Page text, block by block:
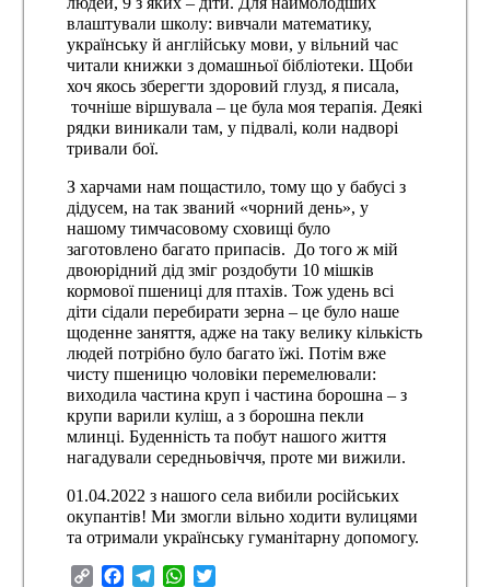
влаштували школу: вивчали математику,
українську й англійську мови, у вільний час
читали книжки з домашньої бібліотеки. Щоби
хоч якось зберегти здоровий глузд, я писала,
точніше віршувала – це була моя терапія. Деякі
рядки виникали там, у підвалі, коли надворі
тривали бої.
З харчами нам пощастило, тому що у бабусі з
дідусем, на так званий «чорний день», у
нашому тимчасовому сховищі було
заготовлено багато припасів. До того ж мій
двоюрідний дід зміг роздобути 10 мішків
кормової пшениці для птахів. Тож удень всі
діти сідали перебирати зерна – це було наше
щоденне заняття, адже на таку велику кількість
людей потрібно було багато їжі. Потім вже
чисту пшеницю чоловіки перемелювали:
виходила частина круп і частина борошна – з
крупи варили куліш, а з борошна пекли
млинці. Буденність та побут нашого життя
нагадували середньовіччя, проте ми вижили.
01.04.2022 з нашого села вибили російських
окупантів! Ми змогли вільно ходити вулицями
та отримали українську гуманітарну допомогу.
CopyFacebook
TelegramWhatsApp